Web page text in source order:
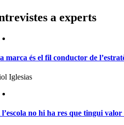
a experts
marca és el fil conductor de
Iglesias
l’escola no hi ha res que tingui